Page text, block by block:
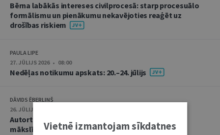
Bērna labākās intereses civilprocesā: starp procesuālo
formālismu un pienākumu nekavējoties reaģēt uz
drošības riskiem
PAULA LIPE
27. JŪLIJS 2026 • 08:00
Nedēļas notikumu apskats: 20.–24. jūlijs
DĀVIDS ĒBERLIŅŠ
26. JŪLIJS 2026 • 08:00
Autortiesību subjekta un objekta juridiskie aspekti
mākslīgā intelekta kontekstā
Vietnē izmantojam sīkdatnes